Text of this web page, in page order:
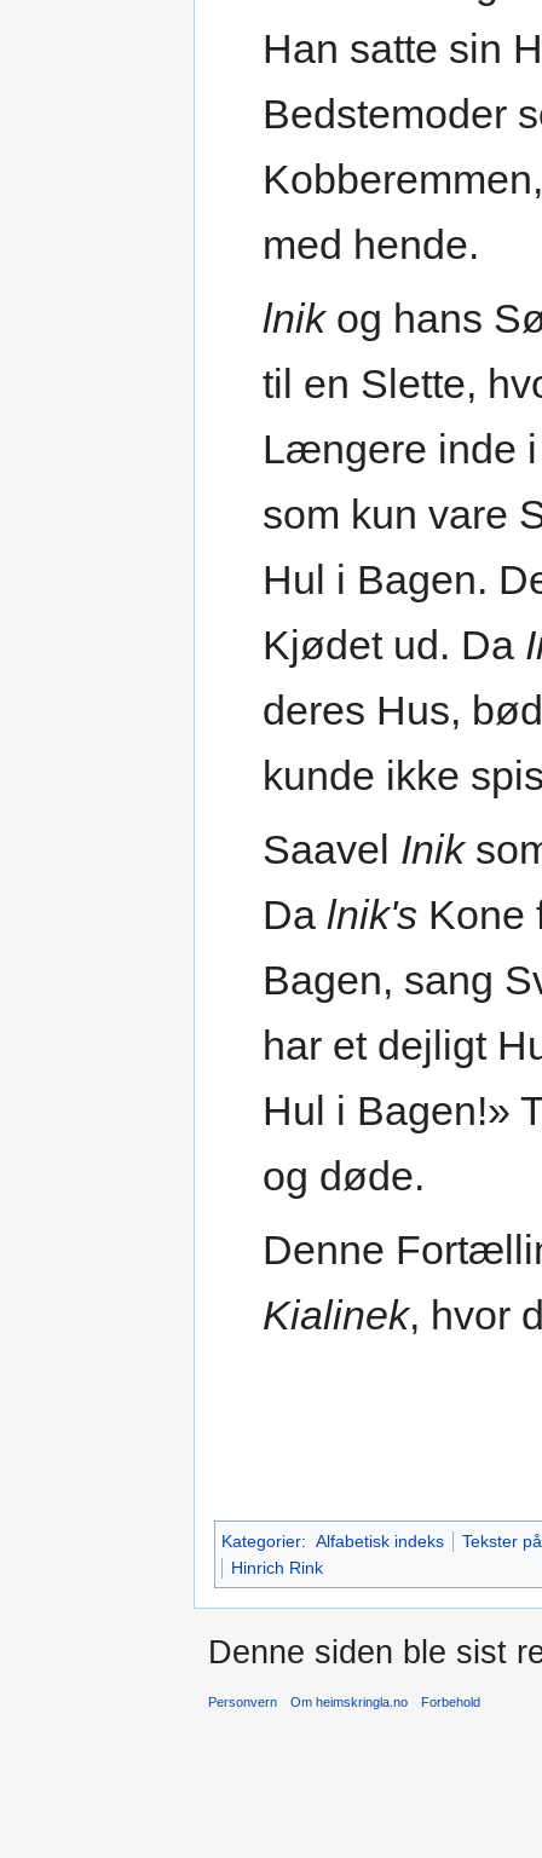
Han satte sin
Bedstemoder
med hende.
lnikog hans
til en Slette,
Længere inde
som kun vare
Hul i Bagen.
Kjødet ud. Da
deres Hus,
kunde ikke
Saavel Inik
Da lnik's Kone
Bagen, sang
har et dejligt
Hul i Bagen!»
og døde.
Denne
Kialinek, hvor
Kategorier: Alfabetisk indeks
Tekster
Hinrich Rink
Denne siden ble sist
Personvern Om heimskringla.no Forbehold